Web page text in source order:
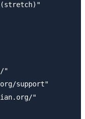
9 (stretch)"
"
support"
"